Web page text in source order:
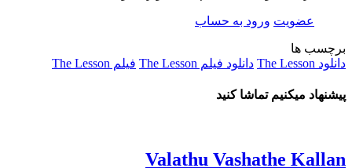
عضویت ورود به حساب
برچسب ها
دانلود The Lesson
دانلود فیلم The Lesson فیلم The Lesson
پیشنهاد میکنیم تماشا کنید
Valathu Vashathe Kallan